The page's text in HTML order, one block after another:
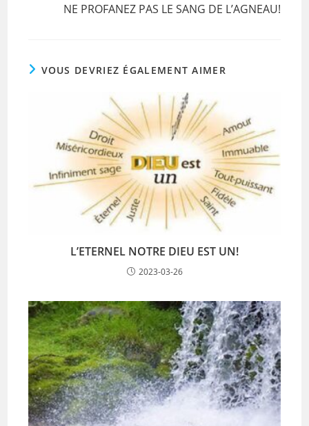
NE PROFANEZ PAS LE SANG DE L’AGNEAU!
VOUS DEVRIEZ ÉGALEMENT AIMER
L’ETERNEL NOTRE DIEU EST UN!
2023-03-26